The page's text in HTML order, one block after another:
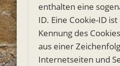
enthalten eine
ID. Eine Cookie-ID
Kennung des
aus einer
Internetseiten und